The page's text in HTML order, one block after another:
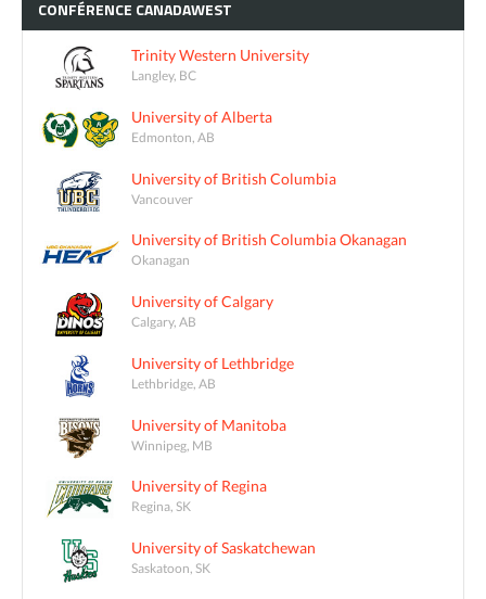
CONFÉRENCE CANADAWEST
Trinity Western University
Langley, BC
University of Alberta
Edmonton, AB
University of British Columbia
Vancouver
University of British Columbia Okanagan
Okanagan
University of Calgary
Calgary, AB
University of Lethbridge
Lethbridge, AB
University of Manitoba
Winnipeg, MB
University of Regina
Regina, SK
University of Saskatchewan
Saskatoon, SK